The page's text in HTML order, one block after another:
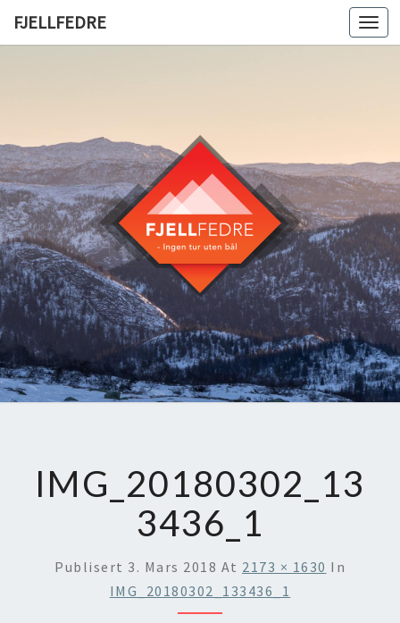
FJELLFEDRE
IMG_20180302_13
3436_1
Publisert 3. Mars 2018 At 2173 × 1630 In
IMG_20180302_133436_1